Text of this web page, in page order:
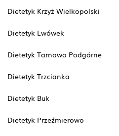
Dietetyk Krzyż Wielkopolski
Dietetyk Lwówek
Dietetyk Tarnowo Podgórne
Dietetyk Trzcianka
Dietetyk Buk
Dietetyk Przeźmierowo